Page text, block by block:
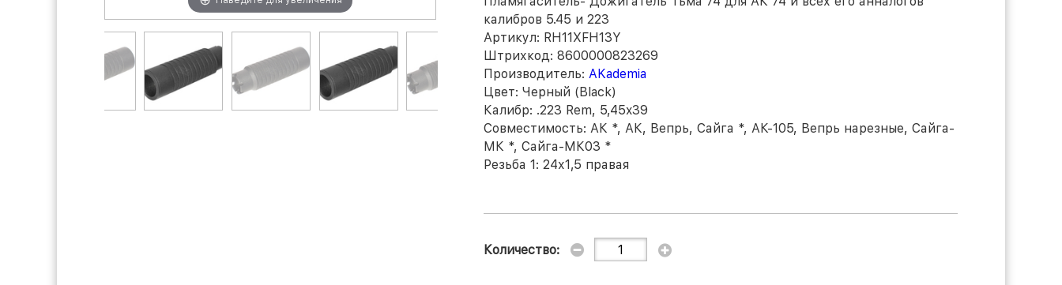
калибров 5.45 и 223
Артикул: RH11XFH13Y
Штрихкод: 8600000823269
Производитель: AKademia
Цвет: Черный (Black)
Калибр: .223 Rem, 5,45x39
Совместимость: АК *, АК, Вепрь, Сайга *, АК-105, Вепрь нарезные, Сайга-
МК *, Сайга-МК03 *
Резьба 1: 24х1,5 правая
Количество: